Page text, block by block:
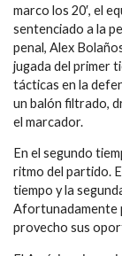
marco los 20′, el
sentenciado a la
penal, Alex
jugada del primer
tácticas en la
un balón filtrado,
el marcador.
En el segundo
ritmo del partido.
tiempo y la
Afortunadamente
provecho sus